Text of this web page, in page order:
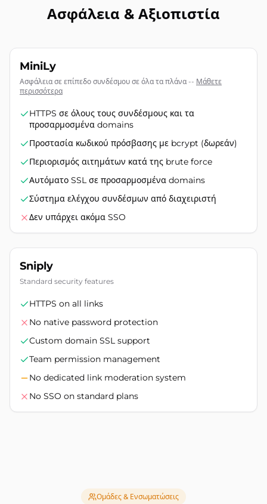
Ασφάλεια & Αξιοπιστία
MiniLy
Ασφάλεια σε επίπεδο συνδέσμου σε όλα τα πλάνα-- Μάθετε
περισσότερα
HTTPS σε όλους τους συνδέσμους και τα
προσαρμοσμένα domains
Προστασία κωδικού πρόσβασης με bcrypt (δωρεάν)
Περιορισμός αιτημάτων κατά της brute force
Αυτόματο SSL σε προσαρμοσμένα domains
Σύστημα ελέγχου συνδέσμων από διαχειριστή
Δεν υπάρχει ακόμα SSO
Sniply
Standard security features
HTTPS on all links
No native password protection
Custom domain SSL support
Team permission management
No dedicated link moderation system
No SSO on standard plans
Ομάδες & Ενσωματώσεις